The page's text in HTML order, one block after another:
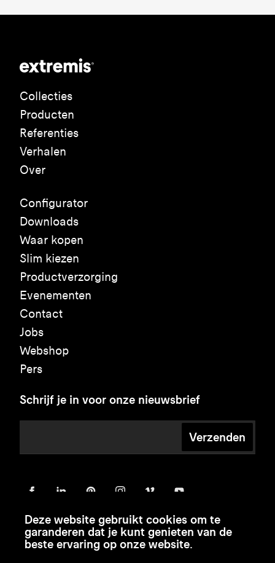
Collecties
Producten
Referenties
Verhalen
Over
Configurator
Downloads
Waar kopen
Slim kiezen
Productverzorging
Evenementen
Contact
Jobs
Webshop
Pers
Schrijf je in voor onze nieuwsbrief
Verzenden
Deze website gebruikt cookies om te
garanderen dat je kunt genieten van de
beste ervaring op onze website.